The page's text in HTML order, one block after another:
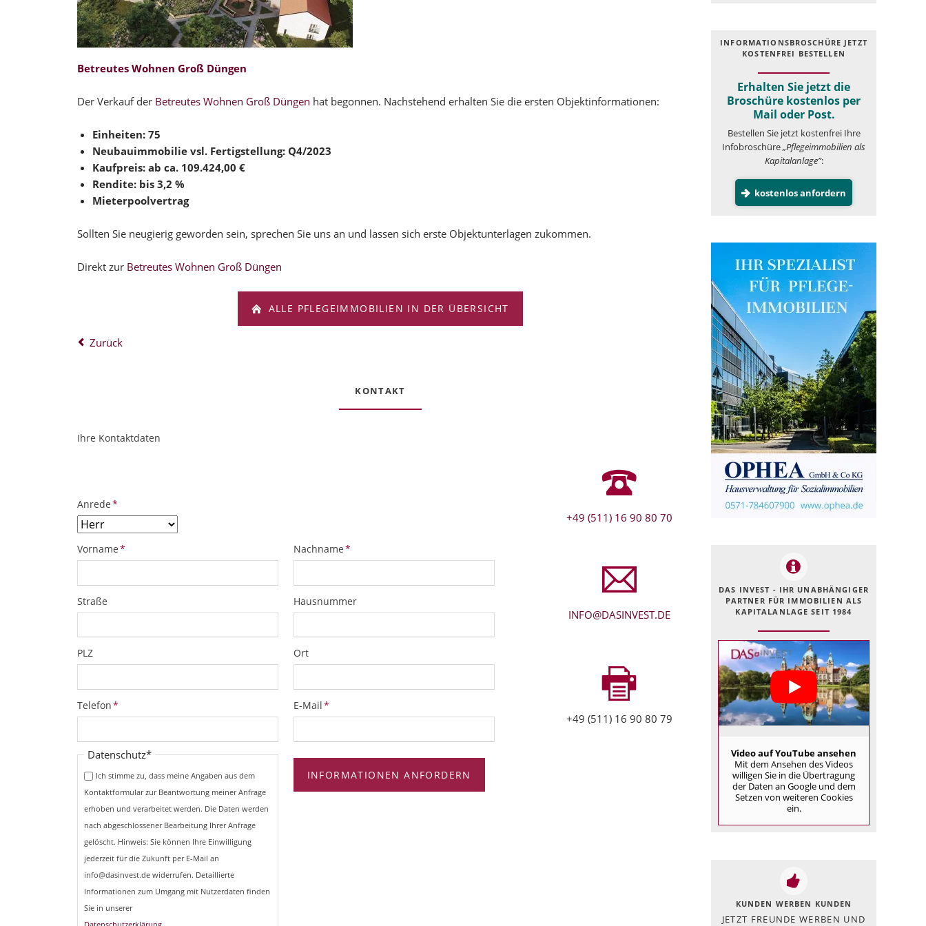
Betreutes Wohnen Groß Düngen
Der Verkauf der Betreutes Wohnen Groß Düngen hat begonnen. Nachstehend erhalten Sie die ersten Objektinformationen:
Einheiten: 75
Neubauimmobilie vsl. Fertigstellung: Q4/2023
Kaufpreis: ab ca. 109.424,00 €
Rendite: bis 3,2 %
Mieterpoolvertrag
Sollten Sie neugierig geworden sein, sprechen Sie uns an und lassen sich erste Objektunterlagen zukommen.
Direkt zur Betreutes Wohnen Groß Düngen
ALLE PFLEGEIMMOBILIEN IN DER ÜBERSICHT
Zurück
KONTAKT
ObjektPlatzhalter
URL
Ihre Kontaktdaten
Pflichtfeld
Anrede*
Pflichtfeld
Vorname* Pflichtfeld
Nachname*
Straße Hausnummer
PLZ Ort
Pflichtfeld
Telefon* Pflichtfeld
E-Mail*
Pflichtfeld
Datenschutz*
Ich stimme zu, dass meine Angaben aus dem
Kontaktformular zur Beantwortung meiner Anfrage
erhoben und verarbeitet werden. Die Daten werden
nach abgeschlossener Bearbeitung Ihrer Anfrage
gelöscht. Hinweis: Sie können Ihre Einwilligung
jederzeit für die Zukunft per E-Mail an
info@dasinvest.de widerrufen. Detaillierte
Informationen zum Umgang mit Nutzerdaten finden
Sie in unserer
INFORMATIONEN ANFORDERN
+49 (511) 16 90 80 70
INFO@DASINVEST.DE
+49 (511) 16 90 80 79
INFOR­MATIONS­BROSCHÜRE JETZT
KOSTEN­FREI BESTELLEN
Erhalten Sie jetzt die
Broschüre kostenlos per
Mail oder Post.
Bestellen Sie jetzt kostenfrei Ihre
Infobroschüre„Pflegeimmobilien als
Kapitalanlage”:
kostenlos anfordern
DAS INVEST - IHR UNABHÄNGIGER
PARTNER FÜR IMMOBILIEN ALS
KAPITALANLAGE SEIT 1984
Video auf YouTube ansehen
Mit dem Ansehen des Videos
willigen Sie in die Übertragung
der Daten an Google und dem
Setzen von weiteren Cookies
ein.
KUNDEN WERBEN KUNDEN
JETZT FREUNDE WERBEN UND